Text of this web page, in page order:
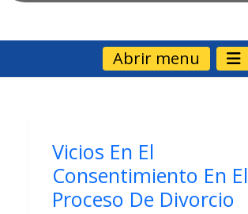
Abrir menu
Vicios En El
Consentimiento En El
Proceso De Divorcio